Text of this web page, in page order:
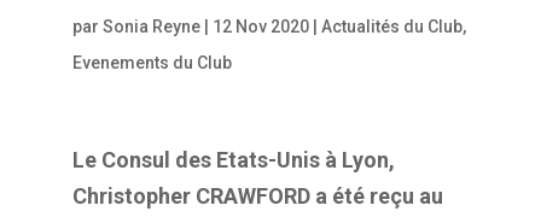
par Sonia Reyne| 12 Nov 2020| Actualités du Club,
Evenements du Club
Le Consul des Etats-Unis à Lyon,
Christopher CRAWFORD a été reçu au